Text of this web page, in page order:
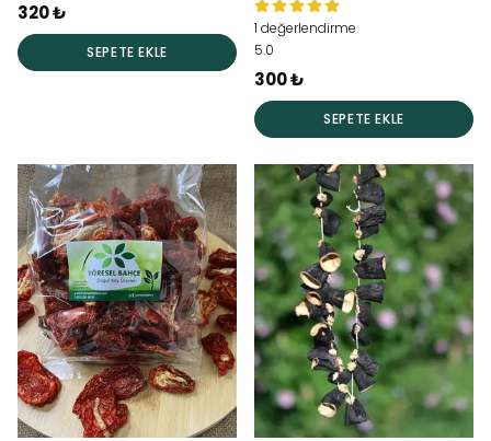
320 ₺
SEPETE EKLE
1 değerlendirme
5.0
300 ₺
SEPETE EKLE